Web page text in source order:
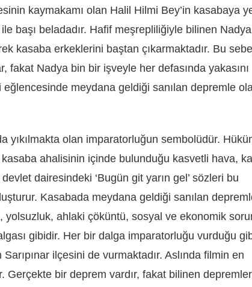
kaymakamı olan Halil Hilmi Bey’in kasabaya
ile başı beladadır. Hafif meşrepliliğiyle bilinen Nadya
kasaba erkeklerini baştan çıkarmaktadır. Bu
fakat Nadya bin bir işveyle her defasında yakasını
eğlencesinde meydana geldiği sanılan depremle
yıkılmakta olan imparatorluğun sembolüdür.
kasaba ahalisinin içinde bulunduğu kasvetli hava,
dairesindeki ‘Bugün git yarın gel’ sözleri bu
Kasabada meydana geldiği sanılan
yolsuzluk, ahlaki çöküntü, sosyal ve ekonomik
gibidir. Her bir dalga imparatorluğu vurduğu
ilçesini de vurmaktadır. Aslında filmin en
Gerçekte bir deprem vardır, fakat bilinen